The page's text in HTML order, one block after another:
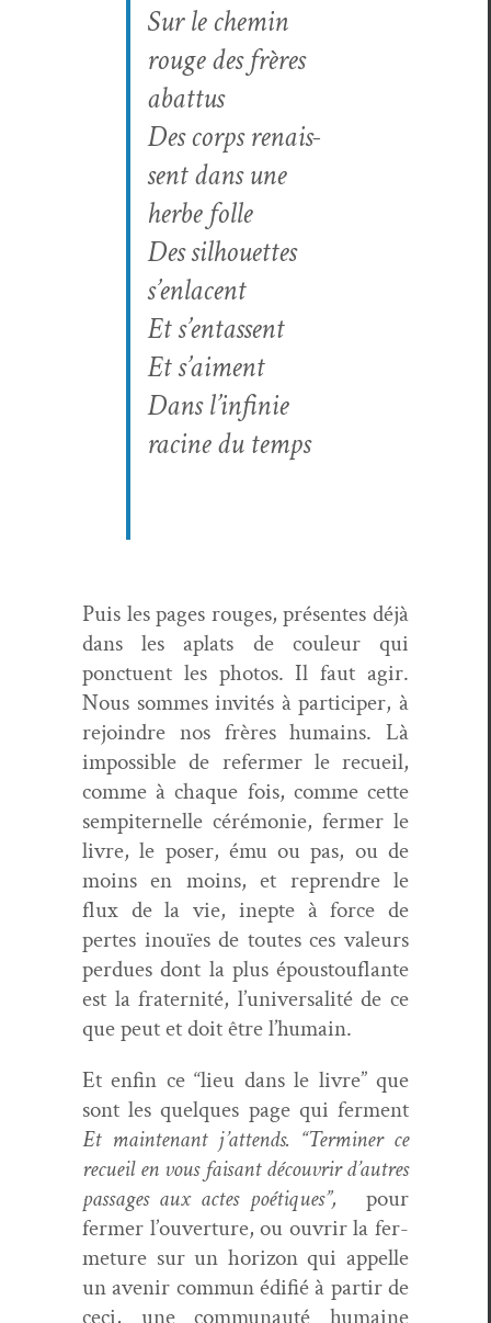
Sur le chemin
rouge des frères
abattus
Des corps renais­
sent dans une
herbe folle
Des sil­hou­ettes
s’enlacent
Et s’entassent
Et s’aiment
Dans l’in­finie
racine du temps
Puis les pages rouges, présentes déjà
dans les aplats de couleur qui
ponctuent les pho­tos. Il faut agir.
Nous sommes invités à par­ticiper, à
rejoin­dre nos frères humains. Là
impos­si­ble de refer­mer le recueil,
comme à chaque fois, comme cette
sem­piter­nelle céré­monie, fer­mer le
livre, le pos­er, ému ou pas, ou de
moins en moins, et repren­dre le
flux de la vie, inepte à force de
pertes inouïes de toutes ces valeurs
per­dues dont la plus épous­tou­flante
est la fra­ter­nité, l’universalité de ce
que peut et doit être l’humain.
Et enfin ce “lieu dans le livre” que
sont les quelques page qui fer­ment
Et main­tenant j’at­tends. “Ter­min­er ce
recueil en vous faisant décou­vrir d’autres
pas­sages aux actes poé­tiques”,
pour
fer­mer l’ou­ver­ture, ou ouvrir la fer­
me­ture sur un hori­zon qui appelle
un avenir com­mun édi­fié à par­tir de
ceci, une com­mu­nauté humaine